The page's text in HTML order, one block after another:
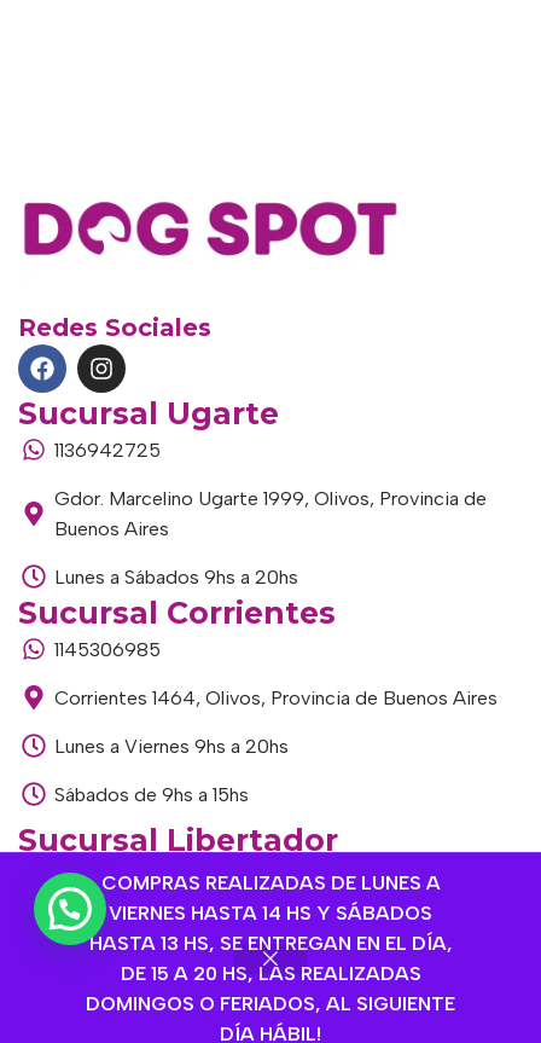
COMPRAS REALIZADAS DE LUNES A
VIERNES HASTA 14 HS Y SÁBADOS
HASTA 13 HS, SE ENTREGAN EN EL DÍA,
DE 15 A 20 HS, LAS REALIZADAS
DOMINGOS O FERIADOS, AL SIGUIENTE
DÍA HÁBIL!
Redes Sociales
Sucursal Ugarte
1136942725
Gdor. Marcelino Ugarte 1999, Olivos, Provincia de
Buenos Aires
Lunes a Sábados 9hs a 20hs
Sucursal Corrientes
1145306985
Corrientes 1464, Olivos, Provincia de Buenos Aires
Lunes a Viernes 9hs a 20hs
Sábados de 9hs a 15hs
Sucursal Libertador
1168893524
Av. del Libertador 1915, Vte. López, Provincia de
Buenos Aires
Lunes a Viernes de 9hs a 13hs / 16hs a 20hs